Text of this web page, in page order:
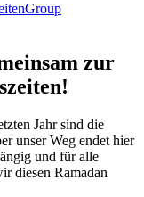
zur
Jahr sind die
unser Weg endet hier
und für alle
diesen Ramadan